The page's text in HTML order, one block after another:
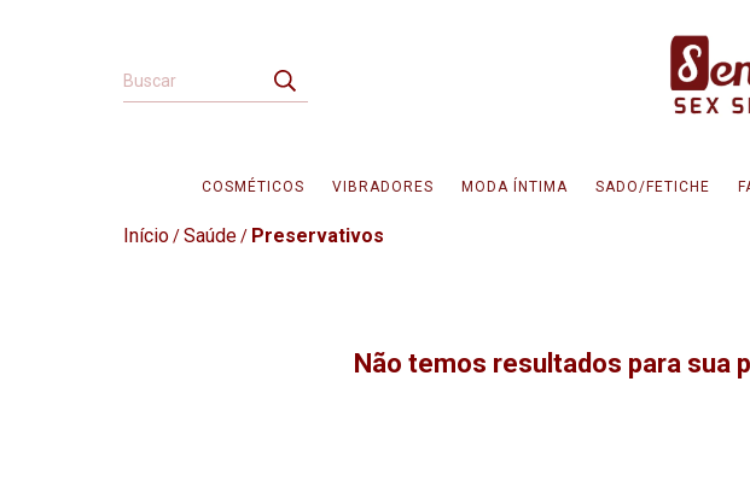
COSMÉTICOS VIBRADORES MODA ÍNTIMA SADO/FETICHE
Início/Saúde/ Preservativos
Não temos resultados para sua